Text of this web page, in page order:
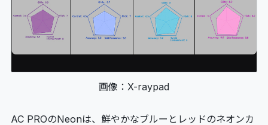
画像：X-raypad
AC PROのNeonは、鮮やかなブルーとレッドのネオンカ